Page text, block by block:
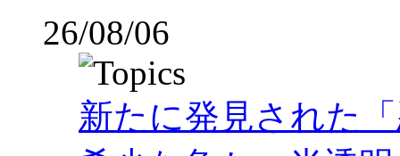
26/08/06
新たに発見された